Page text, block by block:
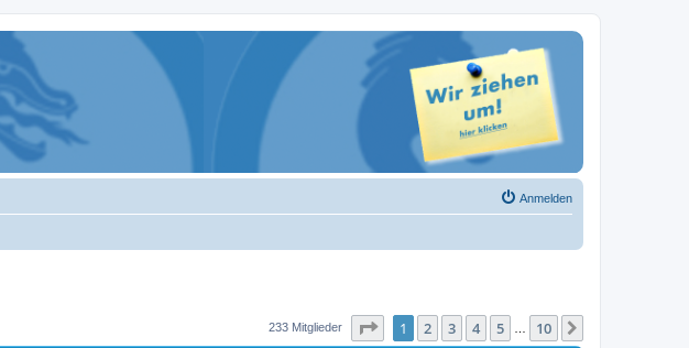
Anmelden
233 Mitglieder Seite von10
1 2 3 4 5 10